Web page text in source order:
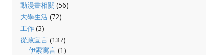
動漫畫相關 (56)
大學生活(72)
工作(3)
從政宣言(137)
伊索寓言 (1)